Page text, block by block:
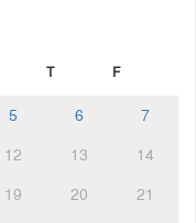
T F
5 6
7
12 13
14
19 20
21